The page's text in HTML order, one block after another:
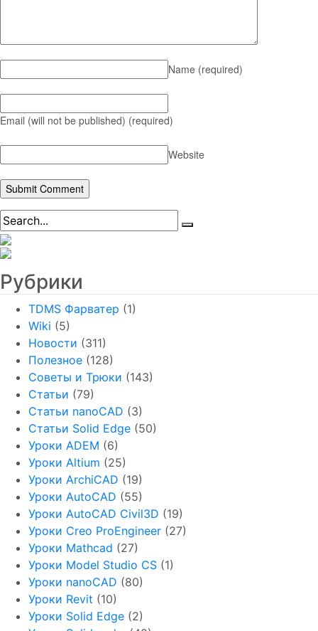
Name (required)
Email (will not be published) (required)
Website
Рубрики
TDMS Фарватер (1)
Wiki (5)
Новости (311)
Полезное (128)
Советы и Трюки (143)
Статьи (79)
Статьи nanoCAD (3)
Статьи Solid Edge (50)
Уроки ADEM (6)
Уроки Altium (25)
Уроки ArchiCAD (19)
Уроки AutoCAD (55)
Уроки AutoCAD Civil3D (19)
Уроки Creo ProEngineer (27)
Уроки Mathcad (27)
Уроки Model Studio CS (1)
Уроки nanoCAD (80)
Уроки Revit (10)
Уроки Solid Edge (2)